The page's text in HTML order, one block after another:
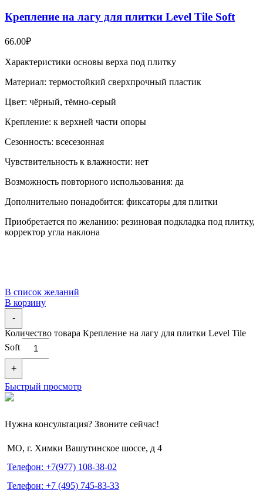
Крепление на лагу для плитки Level Tile Soft
66.00₽
Характеристики основы верха под плитку
Материал: термостойкий сверхпрочный пластик
Цвет: чёрный, тёмно-серый
Крепление: к верхней части опоры
Сезонность: всесезонная
Чувствительность к влажности: нет
Возможность повторного использования: да
Дополнительно понадобится: фиксаторы для плитки
Приобретается по желанию: резиновая подкладка под плитку,
корректор угла наклона
В список желаний
В корзину
-
Количество товара Крепление на лагу для плитки Level Tile
Soft
+
Быстрый просмотр
Нужна консультация? Звоните сейчас!
МО, г. Химки Вашутинское шоссе, д 4
Телефон: +7(977) 108-38-02
Телефон: +7 (495) 745-83-33